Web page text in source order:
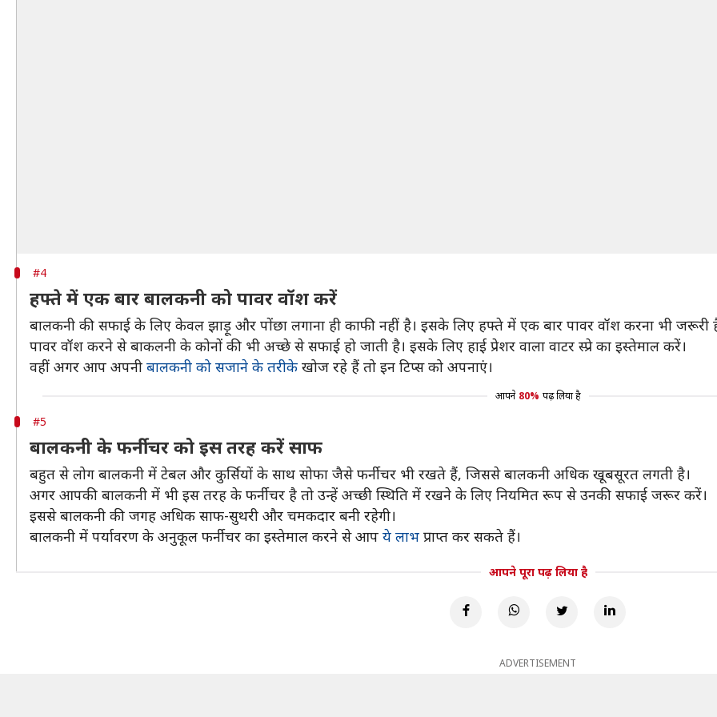
#4
हफ्ते में एक बार बालकनी को पावर वॉश करें
बालकनी की सफाई के लिए केवल झाड़ू और पोंछा लगाना ही काफी नहीं है। इसके लिए हफ्ते में एक बार पावर वॉश करना भी जरूरी
पावर वॉश करने से बाकलनी के कोनों की भी अच्छे से सफाई हो जाती है। इसके लिए हाई प्रेशर वाला वाटर स्प्रे का इस्तेमाल करें।
वहीं अगर आप अपनी बालकनी को सजाने के तरीके खोज रहे हैं तो इन टिप्स को अपनाएं।
आपने 80% पढ़ लिया है
#5
बालकनी के फर्नीचर को इस तरह करें साफ
बहुत से लोग बालकनी में टेबल और कुर्सियों के साथ सोफा जैसे फर्नीचर भी रखते हैं, जिससे बालकनी अधिक खूबसूरत लगती है।
अगर आपकी बालकनी में भी इस तरह के फर्नीचर है तो उन्हें अच्छी स्थिति में रखने के लिए नियमित रूप से उनकी सफाई जरूर करें।
इससे बालकनी की जगह अधिक साफ-सुथरी और चमकदार बनी रहेगी।
बालकनी में पर्यावरण के अनुकूल फर्नीचर का इस्तेमाल करने से आप ये लाभ प्राप्त कर सकते हैं।
आपने पूरा पढ़ लिया है
ADVERTISEMENT